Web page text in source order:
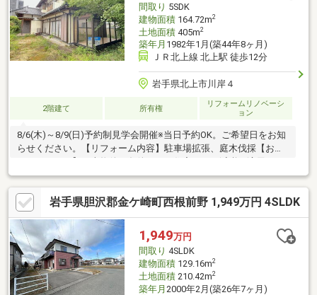
間取り 5SDK
建物面積164.72m2
土地面積405m2
築年月 1982年1月(築44年8ヶ月)
ＪＲ北上線 北上駅 徒歩12分
岩手県北上市川岸４
2階建て 所有権
リフォームリノベーシ
ョン
8/6(木)～8/9(日)予約制見学会開催※当日予約OK。ご希望日をお知
らせください。【リフォーム内容】駐車場拡張、庭木伐採【おす
ます。・シロアリ防除工事施工後5年間保証。【周辺施設】・黒沢
尻東小学校まで約300ｍ（徒歩約4分）・北上中学校まで約800ｍ
（徒歩約10分）・ユニバース北上花園店様まで約700ｍ（徒歩約9
分）・ローソン北上川岸三丁目店様まで約300ｍ（徒歩約4分）・
北上駅まで約950ｍ（徒歩約12分）
岩手県胆沢郡金ケ崎町西根前野 1,949万円 4SLDK
1,949万円
間取り 4SLDK
建物面積129.16m2
土地面積210.42m2
築年月 2000年2月(築26年7ヶ月)